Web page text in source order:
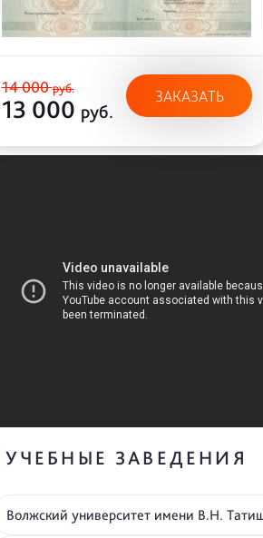
14 000руб.
13 000 руб.
ЗАКАЗАТЬ
УЧЕБНЫЕ ЗАВЕДЕНИЯ
Волжский университет имени В.Н.